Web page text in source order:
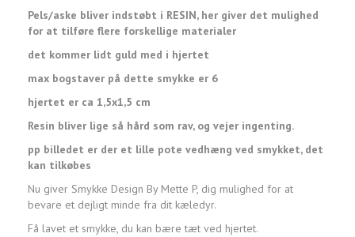
Pels/aske bliver indstøbt i RESIN, her giver det mulighed
for at tilføre flere forskellige materialer
det kommer lidt guld med i hjertet
max bogstaver på dette smykke er 6
hjertet er ca 1,5x1,5 cm
Resin bliver lige så hård som rav, og vejer ingenting.
pp billedet er der et lille pote vedhæng ved smykket, det
kan tilkøbes
Nu giver Smykke Design By Mette P, dig mulighed for at
bevare et dejligt minde fra dit kæledyr.
Få lavet et smykke, du kan bære tæt ved hjertet.